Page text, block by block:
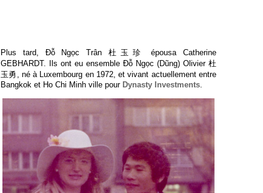
Plus tard, Đỗ Ngọc Trân 杜玉珍 épousa Catherine
GEBHARDT. Ils ont eu ensemble Đỗ Ngọc (Dũng) Olivier 杜
玉勇, né à Luxembourg en 1972, et vivant actuellement entre
Bangkok et Ho Chi Minh ville pour Dynasty Investments.